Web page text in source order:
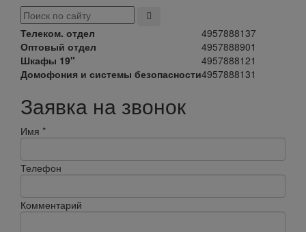
Телеком. отдел
4957888137
Оптовый отдел
4957888901
Шкафы 19"
4957888121
Домофония и системы безопасности4957888131
Заявка на звонок
Имя *
Телефон
Комментарий